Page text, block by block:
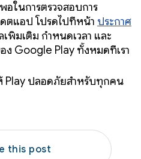
อในการตรวจสอบการ
ตแอป โปรดไปที่หน้า ประกาศ
พิ่มเติม กำหนดเวลา และ
ง Google Play ทั้งหมดที่เรา
ปลอดภัยสำหรับทุกคน
this post